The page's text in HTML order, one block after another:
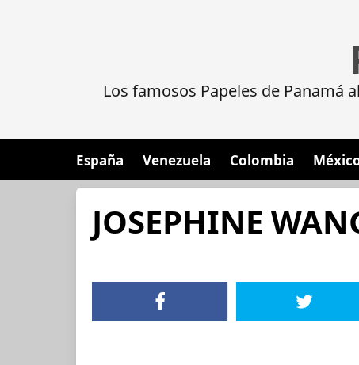
Los famosos Papeles de Panamá
España Venezuela Colombia
JOSEPHINE